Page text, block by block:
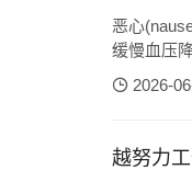
恶心
缓慢血压
2026-
越努力